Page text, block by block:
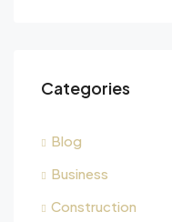
Categories
Blog
Business
Construction